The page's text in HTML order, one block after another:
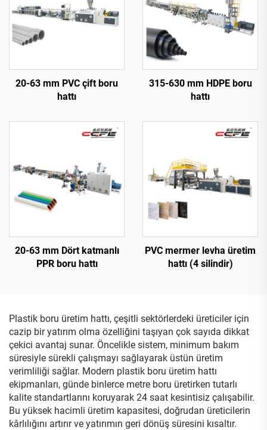
20-63 mm PVC çift boru
hattı
315-630 mm HDPE boru
hattı
20-63 mm Dört katmanlı
PPR boru hattı
PVC mermer levha üretim
hattı (4 silindir)
Plastik boru üretim hattı, çeşitli sektörlerdeki üreticiler için
cazip bir yatırım olma özelliğini taşıyan çok sayıda dikkat
çekici avantaj sunar. Öncelikle sistem, minimum bakım
süresiyle sürekli çalışmayı sağlayarak üstün üretim
verimliliği sağlar. Modern plastik boru üretim hattı
ekipmanları, günde binlerce metre boru üretirken tutarlı
kalite standartlarını koruyarak 24 saat kesintisiz çalışabilir.
Bu yüksek hacimli üretim kapasitesi, doğrudan üreticilerin
kârlılığını artırır ve yatırımın geri dönüş süresini kısaltır.